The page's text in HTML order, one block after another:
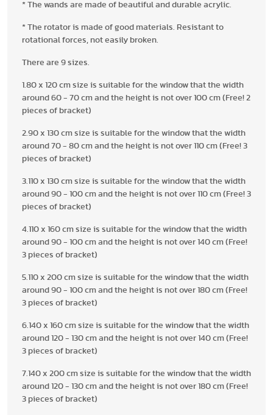
* The wands are made of beautiful and durable acrylic.
* The rotator is made of good materials. Resistant to
rotational forces, not easily broken.
There are 9 sizes.
1.80 x 120 cm size is suitable for the window that the width
around 60 - 70 cm and the height is not over 100 cm (Free! 2
pieces of bracket)
2.90 x 130 cm size is suitable for the window that the width
around 70 - 80 cm and the height is not over 110 cm (Free! 3
pieces of bracket)
3.110 x 130 cm size is suitable for the window that the width
around 90 - 100 cm and the height is not over 110 cm (Free! 3
pieces of bracket)
4.110 x 160 cm size is suitable for the window that the width
around 90 - 100 cm and the height is not over 140 cm (Free!
3 pieces of bracket)
5.110 x 200 cm size is suitable for the window that the width
around 90 - 100 cm and the height is not over 180 cm (Free!
3 pieces of bracket)
6.140 x 160 cm size is suitable for the window that the width
around 120 - 130 cm and the height is not over 140 cm (Free!
3 pieces of bracket)
7.140 x 200 cm size is suitable for the window that the width
around 120 - 130 cm and the height is not over 180 cm (Free!
3 pieces of bracket)